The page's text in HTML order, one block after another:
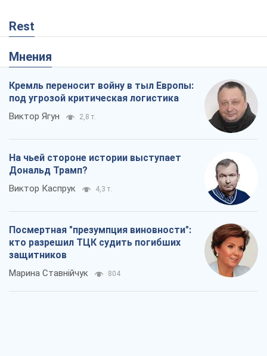
Rest
Мнения
Кремль переносит войну в тыл Европы:
под угрозой критическая логистика
Виктор Ягун 2,8 т.
На чьей стороне истории выступает
Дональд Трамп?
Виктор Каспрук 4,3 т.
Посмертная "презумпция виновности":
кто разрешил ТЦК судить погибших
защитников
Марина Ставнійчук 804